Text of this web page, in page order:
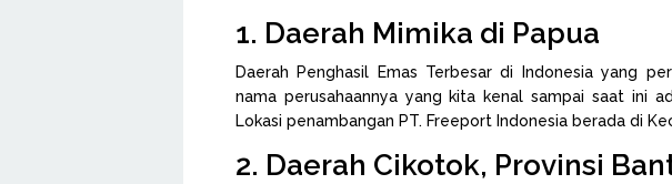
1. Daerah Mimika di Papua
Daerah Penghasil Emas Terbesar di Indonesia yang
nama perusahaannya yang kita kenal sampai saat ini
Lokasi penambangan PT. Freeport Indonesia berada di
2. Daerah Cikotok, Provinsi